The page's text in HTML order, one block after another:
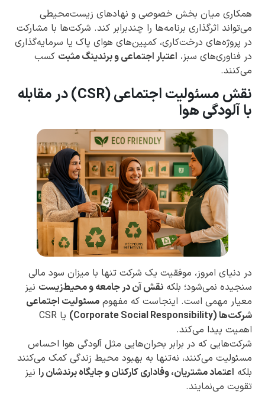
همکاری میان بخش خصوصی و نهادهای زیست‌محیطی
می‌تواند اثرگذاری برنامه‌ها را چندبرابر کند. شرکت‌ها با مشارکت
در پروژه‌های درخت‌کاری، کمپین‌های هوای پاک یا سرمایه‌گذاری
در فناوری‌های سبز، اعتبار اجتماعی و برندینگ مثبت کسب
می‌کنند.
نقش مسئولیت اجتماعی (CSR) در مقابله
با آلودگی هوا
در دنیای امروز، موفقیت یک شرکت تنها با میزان سود مالی
سنجیده نمی‌شود؛ بلکه نقش آن در جامعه و محیط‌زیست نیز
معیار مهمی است. اینجاست که مفهوم مسئولیت اجتماعی
شرکت‌ها (Corporate Social Responsibility)
یا CSR
اهمیت پیدا می‌کند.
شرکت‌هایی که در برابر بحران‌هایی مثل آلودگی هوا احساس
مسئولیت می‌کنند، نه‌تنها به بهبود محیط زندگی کمک می‌کنند
بلکه اعتماد مشتریان، وفاداری کارکنان و جایگاه برندشان را نیز
تقویت می‌نمایند.